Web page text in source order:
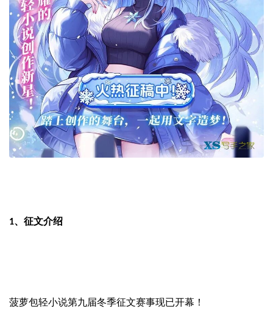
1、 征文介绍
菠萝包轻小说第九届冬季征文赛事现已开幕！